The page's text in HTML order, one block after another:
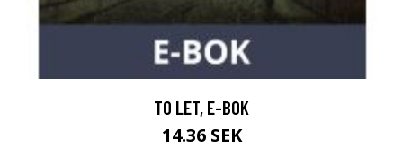
TO LET, E-BOK
14.36 SEK